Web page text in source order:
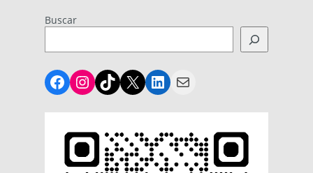
Buscar
Facebook
Instagram
TikTok
X LinkedIn
Mail